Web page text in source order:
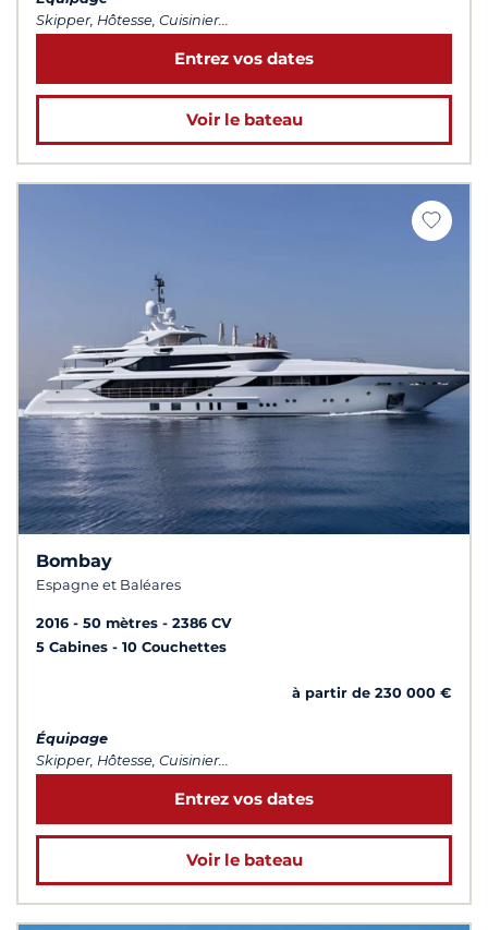
Skipper, Hôtesse, Cuisinier...
Entrez vos dates
Voir le bateau
Bombay
Espagne et Baléares
2016 50 mètres
2386 CV
5 Cabines
10 Couchettes
à partir de 230 000 €
Équipage
Skipper, Hôtesse, Cuisinier...
Entrez vos dates
Voir le bateau